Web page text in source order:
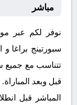
مباشر
نوفر لكم عبر
سبورتينج براغا
تتناسب مع جميع
قبل وبعد
المباشر قبل